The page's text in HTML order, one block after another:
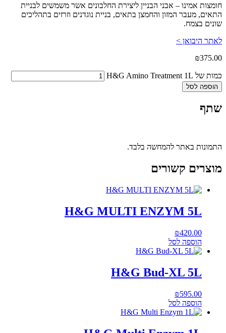
חומצות אמינו – אבני הבניין ליצירת החלבונים אשר משמשים לבניית
התאים, מעבר המזון והחמצן בתאים, בניית נוגדנים וזרזים בתהליכים
שונים בצמח.
לאתר היבואן >
₪375.00
כמות של H&G Amino Treatment 1L
הוספה לסל
שתף
התמונות באתר להמחשה בלבד.
מוצרים קשורים
H&G MULTI ENZYM 5L
₪420.00
הוספה לסל
H&G Bud-XL 5L
₪595.00
הוספה לסל